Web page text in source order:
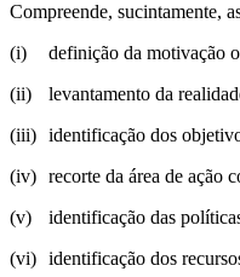
Compreende, sucintamente,
(i)
definição da motivação
(ii)
levantamento da
(iii) identificação dos
(iv) recorte da área de ação
(v)
identificação das
(vi) identificação dos